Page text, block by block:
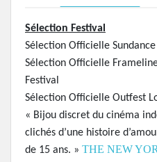
Sélection Festival
Sélection Officielle
Sélection Officielle
Festival
Sélection Officielle Outfest
« Bijou discret du cinéma
clichés d’une histoire
de 15 ans. » THE NEW